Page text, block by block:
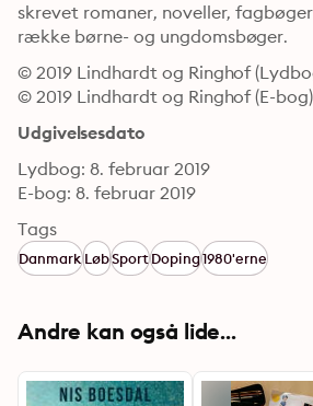
skrevet romaner, noveller,
række børne- og ungdomsbøger.
© 2019 Lindhardt og Ringhof
© 2019 Lindhardt og Ringhof (E-bog):
Udgivelsesdato
Lydbog: 8. februar 2019
E-bog: 8. februar 2019
Tags
Danmark LøbSportDoping1980'erne
Andre kan også lide...